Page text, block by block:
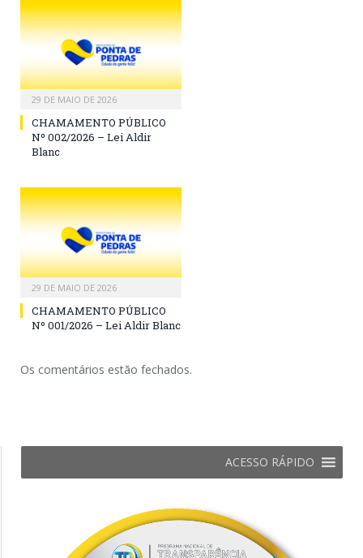
29 DE MAIO DE 2026
CHAMAMENTO PÚBLICO
Nº 002/2026 – Lei Aldir
Blanc
29 DE MAIO DE 2026
CHAMAMENTO PÚBLICO
Nº 001/2026 – Lei Aldir Blanc
Os comentários estão fechados.
ACESSO RÁPIDO